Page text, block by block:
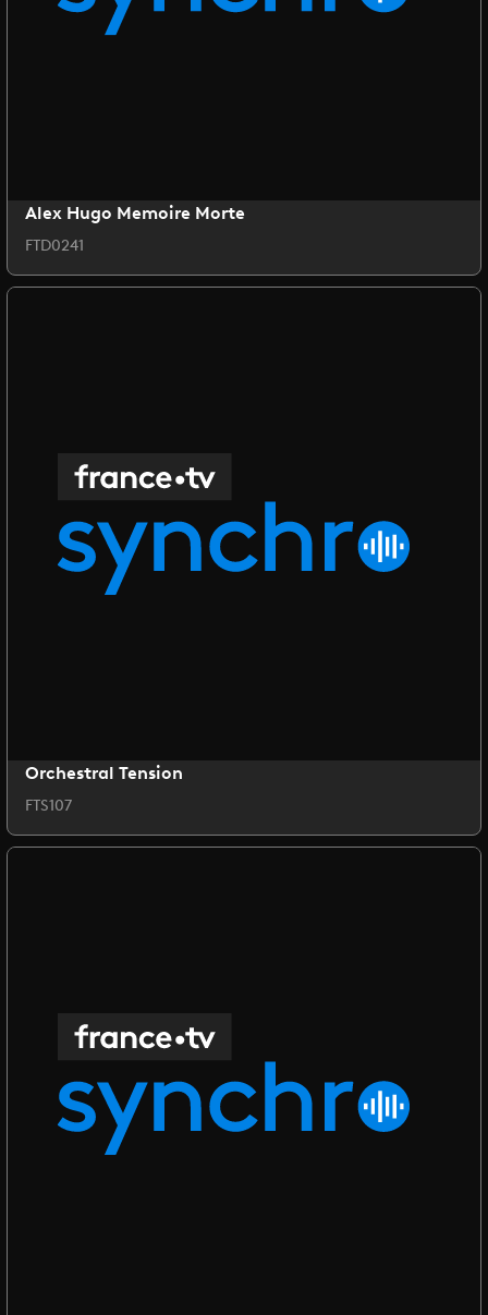
Alex Hugo Memoire Morte
FTD0241
Orchestral Tension
FTS107